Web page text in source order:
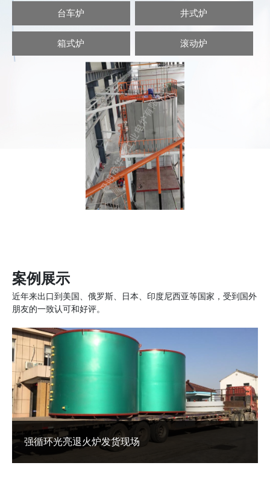
合作双赢的良好局面。近年来出口到美国、俄罗斯、日
受到国外朋友的一致认可和好评。我公司产品百余种，畅
销国内外，创新的理念，求实的态度，软硬件配套齐全、
品质精良的“华信”电炉，伴你共铸事业前程，你的到来
是“华信”人的荣幸，你的要求是“华信”人义不容辞的职责，
以上的一切不妨从您的一个电话或一个传真开始，其余的
工作由“华信”人来做，欢迎咨询，索取资料。我公司热诚
欢迎国内外朋友客商和专家光临我公司考察和指导工作！
台车炉 井式炉
箱式炉 滚动炉
案例展示
近年来出口到美国、俄罗斯、日本、印度尼西亚等国家，受到国外
朋友的一致认可和好评。
强循环光亮退火炉发货现场